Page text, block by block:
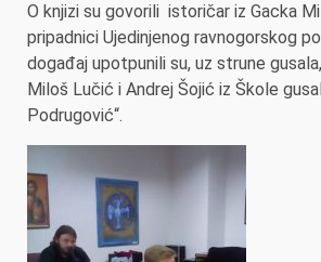
O knjizi su govorili istoričar iz Gacka
pripadnici Ujedinjenog ravnogorskog
događaj upotpunili su, uz strune
Miloš Lučić i Andrej Šojić iz Škole
Podrugović“.